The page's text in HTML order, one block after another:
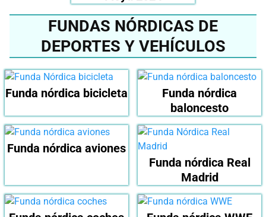
FUNDAS NÓRDICAS DE
DEPORTES Y VEHÍCULOS
Funda nórdica bicicleta
Funda nórdica
baloncesto
Funda nórdica aviones
Funda nórdica Real
Madrid